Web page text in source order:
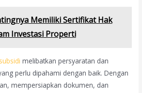
Memiliki Sertifikat Hak
Investasi Properti
melibatkan persyaratan dan
perlu dipahami dengan baik. Dengan
mempersiapkan dokumen, dan